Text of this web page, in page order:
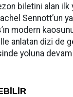
biletini alan ilk
Sennott’un
modern
anlatan dizi de
yoluna